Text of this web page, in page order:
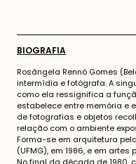
BIOGRAFIA
Rosângela Rennó Gomes
intermídia e fotógrafa. A
como ela ressignifica a
estabelece entre memória e
de fotografias e objetos
relação com o ambiente
Forma-se em arquitetura
(UFMG), em 1986, e em